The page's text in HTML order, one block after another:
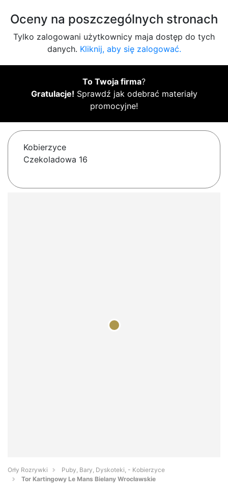
Oceny na poszczególnych stronach
Tylko zalogowani użytkownicy maja dostęp do tych
danych. Kliknij, aby się zalogować.
To Twoja firma?
Gratulacje! Sprawdź jak odebrać materiały
promocyjne!
Kobierzyce
Czekoladowa 16
Orły Rozrywki
Puby, Bary, Dyskoteki, - Kobierzyce
Tor Kartingowy Le Mans Bielany Wrocławskie